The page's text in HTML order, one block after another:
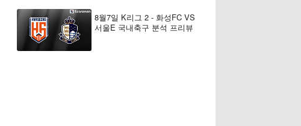
8월7일 K리그 2 - 화성FC VS
서울E 국내축구 분석 프리뷰